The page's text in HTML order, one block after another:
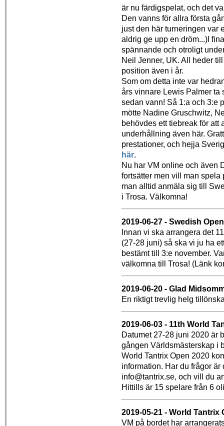
är nu färdigspelat, och det
Den vanns för allra första
just den här turneringen var
aldrig ge upp en dröm...)I
spännande och otroligt
Neil Jenner, UK. All heder
position även i år.
Som om detta inte var
års vinnare Lewis Palmer ta
sedan vann! Så 1:a och 3:e
mötte Nadine Gruschwitz,
behövdes ett tiebreak för att
underhållning även här.
prestationer, och hejja
här.
Nu har VM online och även
fortsätter men vill man
man alltid anmäla sig till
i Trosa. Välkomna!
2019-06-27 - Swedish
Innan vi ska arrangera det
(27-28 juni) så ska vi ju ha
bestämt till 3:e november.
välkomna till Trosa! (Länk
2019-06-20 - Glad
En riktigt trevlig helg
2019-06-03 - 11th World
Datumet 27-28 juni 2020 är
gången Världsmästerskap i
World Tantrix Open 2020
information. Har du frågor
info@tantrix.se, och vill du
Hittills är 15 spelare från 6
2019-05-21 - World Tantrix
VM på bordet har